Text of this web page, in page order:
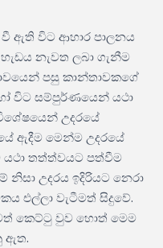
ඇති විට ආහාර පාලනය
නැවත ලබා ගැනීම
පසු කාන්තාවකගේ
විට සම්පුර්ණයෙන් යථා
උදරයේ
ඇදීම මෙන්ම උදරයේ
යථා තත්ත්වයට පත්වීම
උදරය ඉදිරියට නෙරා
එල්ලා වැටීමත් සිදුවේ.
කෙට්ටු වුව හොත් මෙම
ඇත.